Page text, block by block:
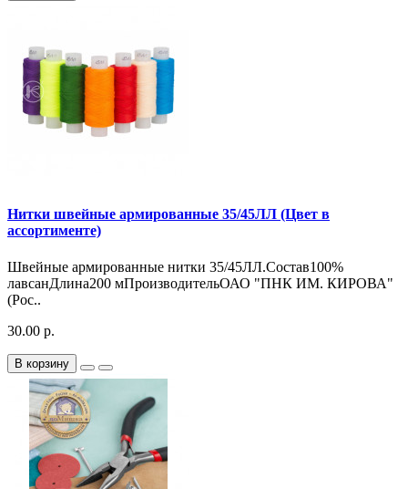
Нитки швейные армированные 35/45ЛЛ (Цвет в
ассортименте)
Швейные армированные нитки 35/45ЛЛ.Состав100%
лавсанДлина200 мПроизводительОАО "ПНК ИМ. КИРОВА"
(Рос..
30.00 р.
В корзину